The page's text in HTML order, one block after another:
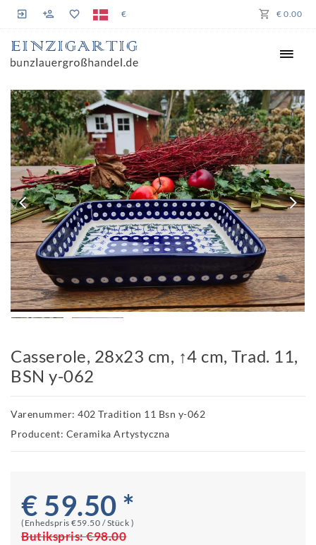
€ € 0.00
Casserole, 28x23 cm, ↑4 cm, Trad. 11,
BSN y-062
Varenummer: 402 Tradition 11 Bsn y-062
Producent: Ceramika Artystyczna
€ 59.50 *
(Enhedspris €59.50 / Stück )
Butikspris:€98.00